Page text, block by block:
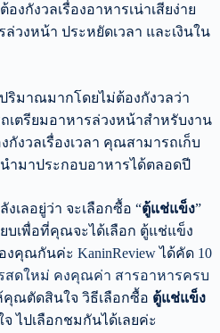
งกังวลเรื่องอาหารเน่าเสียง่าย
วงหน้า ประหยัดเวลา และเงินใน
มาณมากโดยไม่ต้องกังวลว่า
เตรียมอาหารล่วงหน้าสำหรับงาน
กังวลเรื่องเวลา คุณสามารถเก็บ
ำมาประกอบอาหารได้ตลอดปี
เลอยู่ว่า จะเลือกซื้อ “ตู้แช่แข็ง”
บเพื่อที่คุณจะได้เลือก ตู้แช่แข็ง
งคุณกันค่ะ KaninReviewได้คัด 10
ดใหม่ คงคุณค่า สารอาหารครบ
ณตัดสินใจ วิธีเลือกซื้อ ตู้แช่แข็ง
ไปเลือกชมกันได้เลยค่ะ